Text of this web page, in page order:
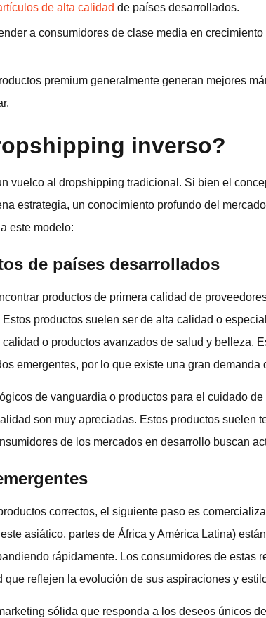
de alta calidad de países desarrollados.
a consumidores de clase media en crecimiento
premium generalmente generan mejores
inverso?
vuelco al dropshipping tradicional. Si bien el
estrategia, un conocimiento profundo del
este modelo:
de países desarrollados
productos de primera calidad de
productos suelen ser de alta calidad o
o productos avanzados de salud y belleza.
emergentes, por lo que existe una gran demanda
de vanguardia o productos para el cuidado
son muy apreciadas. Estos productos suelen
de los mercados en desarrollo buscan
correctos, el siguiente paso es
asiático, partes de África y América Latina)
rápidamente. Los consumidores de estas
reflejen la evolución de sus aspiraciones y
sólida que responda a los deseos únicos